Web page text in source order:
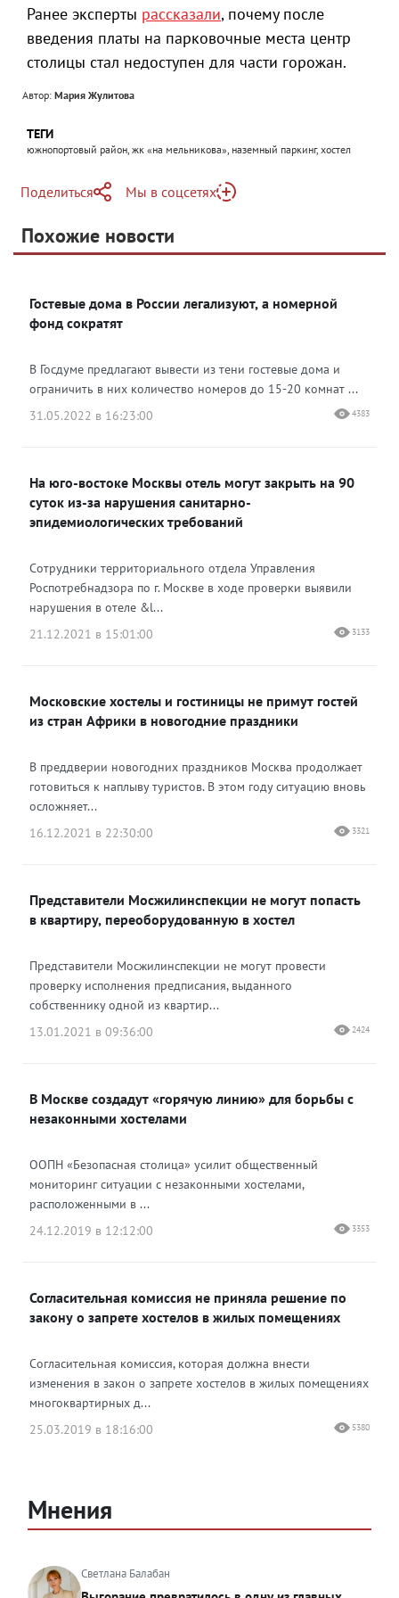
Ранее эксперты рассказали, почему после
введения платы на парковочные места центр
столицы стал недоступен для части горожан.
Автор: Мария Жулитова
ТЕГИ
южнопортовый район, жк «на мельникова», наземный паркинг, хостел
Поделиться
Telegram
Одноклассники
Мы в соцсетях
Яндекс Дзен
Похожие новости
Гостевые дома в России легализуют, а номерной
фонд сократят
В Госдуме предлагают вывести из тени гостевые дома и
ограничить в них количество номеров до 15-20 комнат ...
31.05.2022 в 16:23:00
4383
На юго-востоке Москвы отель могут закрыть на 90
суток из-за нарушения санитарно-
эпидемиологических требований
Сотрудники территориального отдела Управления
Роспотребнадзора по г. Москве в ходе проверки выявили
нарушения в отеле &l...
21.12.2021 в 15:01:00
3133
Московские хостелы и гостиницы не примут гостей
из стран Африки в новогодние праздники
В преддверии новогодних праздников Москва продолжает
готовиться к наплыву туристов. В этом году ситуацию вновь
осложняет...
16.12.2021 в 22:30:00
3321
Представители Мосжилинспекции не могут попасть
в квартиру, переоборудованную в хостел
Представители Мосжилинспекции не могут провести
проверку исполнения предписания, выданного
собственнику одной из квартир...
13.01.2021 в 09:36:00
2424
В Москве создадут «горячую линию» для борьбы с
незаконными хостелами
ООПН «Безопасная столица» усилит общественный
мониторинг ситуации с незаконными хостелами,
расположенными в ...
24.12.2019 в 12:12:00
3353
Согласительная комиссия не приняла решение по
закону о запрете хостелов в жилых помещениях
Согласительная комиссия, которая должна внести
изменения в закон о запрете хостелов в жилых помещениях
многоквартирных д...
25.03.2019 в 18:16:00
5380
Мнения
Светлана Балабан